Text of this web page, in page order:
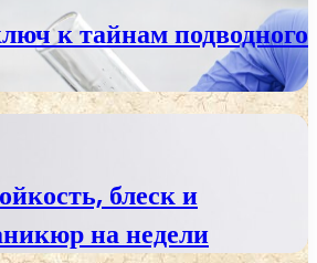
к тайнам подводного
блеск и
на недели